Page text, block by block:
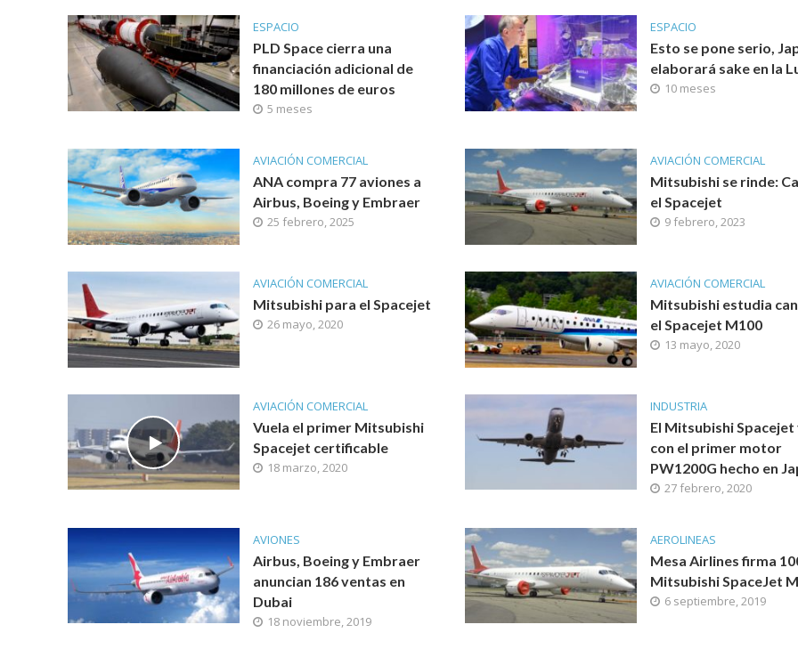
ESPACIO
PLD Space cierra una
financiación adicional de
180 millones de euros
5 meses
ESPACIO
Esto se pone serio,
elaborará sake en la
10 meses
AVIACIÓN COMERCIAL
ANA compra 77 aviones a
Airbus, Boeing y Embraer
25 febrero, 2025
AVIACIÓN COMERCIAL
Mitsubishi se rinde:
el Spacejet
9 febrero, 2023
AVIACIÓN COMERCIAL
Mitsubishi para el Spacejet
26 mayo, 2020
AVIACIÓN COMERCIAL
Mitsubishi estudia
el Spacejet M100
13 mayo, 2020
AVIACIÓN COMERCIAL
Vuela el primer Mitsubishi
Spacejet certificable
18 marzo, 2020
INDUSTRIA
El Mitsubishi Spacejet
con el primer motor
PW1200G hecho en
27 febrero, 2020
AVIONES
Airbus, Boeing y Embraer
anuncian 186 ventas en
Dubai
18 noviembre, 2019
AEROLINEAS
Mesa Airlines firma
Mitsubishi SpaceJet
6 septiembre, 2019